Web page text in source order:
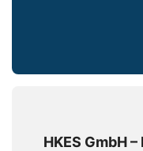
HKES GmbH